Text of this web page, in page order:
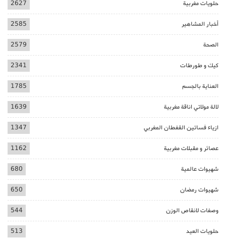
حلويات مغربية 2627
أخبار المشاهير 2585
الصحة 2579
كيك و طورطات 2341
العناية بالجسم 1785
لالة مولاتي اناقة مغربية 1639
ازياء فساتين القفطان المغربي 1347
عصائر و مقبلات مغربية 1162
شهيوات عالمية 680
شهيوات رمضان 650
وصفات لانقاص الوزن 544
حلويات العيد 513